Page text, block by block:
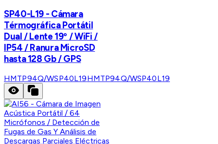
SP40-L19 - Cámara
Térmográfica Portátil
Dual / Lente 19º / WiFi /
IP54 / Ranura MicroSD
hasta 128 Gb / GPS
HMTP94Q/WSP40L19HMTP94Q/WSP40L19